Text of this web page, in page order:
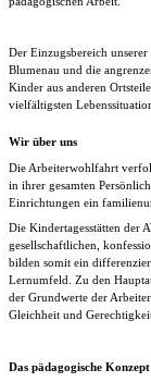
Der Einzugsbereich
Blumenau und die
Kinder aus anderen
vielfältigsten
Wir über uns
Die Arbeiterwohlfahrt
in ihrer gesamten
Einrichtungen ein
Die Kindertagesstätten der
gesellschaftlichen,
bilden somit ein
Lernumfeld. Zu den
der Grundwerte der
Gleichheit und
Das pädagogische Konzept